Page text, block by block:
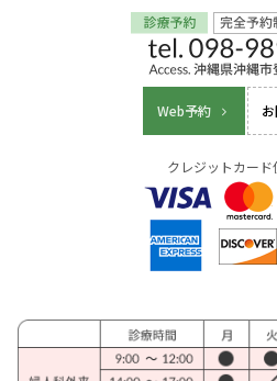
Web予約
クレジットカード